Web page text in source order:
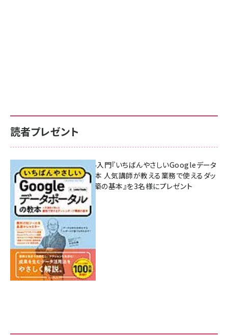
読者プレゼント
無料BIツール入門『いちばんやさしいGoogleデータ
ポータルの教本 人気講師が教える業務で使えるダッ
シュボード構築の基本』を3名様にプレゼント
7月31日 10:00